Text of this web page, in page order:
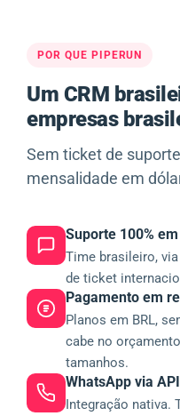
POR QUE PIPERUN
Um CRM
empresas
Sem ticket de
mensalidade em
Suporte 100%
Time brasileiro,
de ticket
Pagamento em
Planos em BRL,
cabe no
tamanhos.
WhatsApp via
Integração nativa.